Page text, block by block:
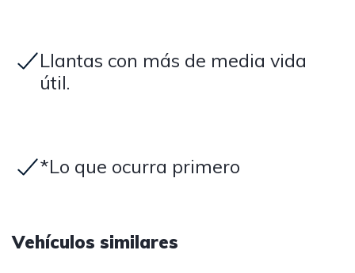
Llantas con más de media vida
útil.
*Lo que ocurra primero
Vehículos similares